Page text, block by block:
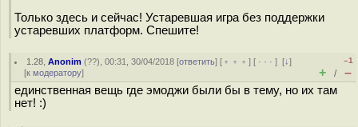
Только здесь и сейчас! Устаревшая игра без поддержки
устаревших платформ. Спешите!
1.28 ,Anonim (??), 00:31, 30/04/2018 [ответить] [ ﹢﹢﹢] [ · · ·][↓]
[к модератору]
–1
+ / –
единственная вещь где эмоджи были бы в тему, но их там
нет! :)